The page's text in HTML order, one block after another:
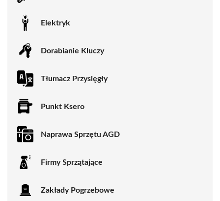
Elektryk
Dorabianie Kluczy
Tłumacz Przysięgły
Punkt Ksero
Naprawa Sprzętu AGD
Firmy Sprzątające
Zakłady Pogrzebowe